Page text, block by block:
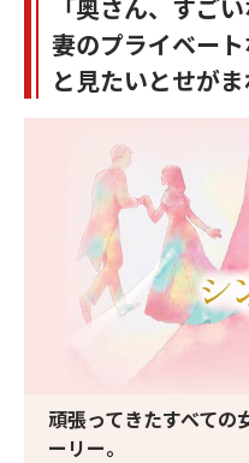
「奥さん、すご
妻のプライベー
と見たいとせが
頑張ってきたすべての
ーリー。